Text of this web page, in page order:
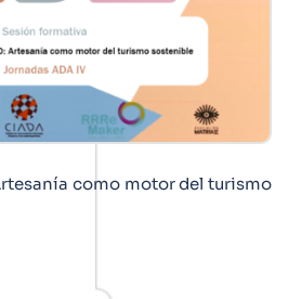
como motor del turismo